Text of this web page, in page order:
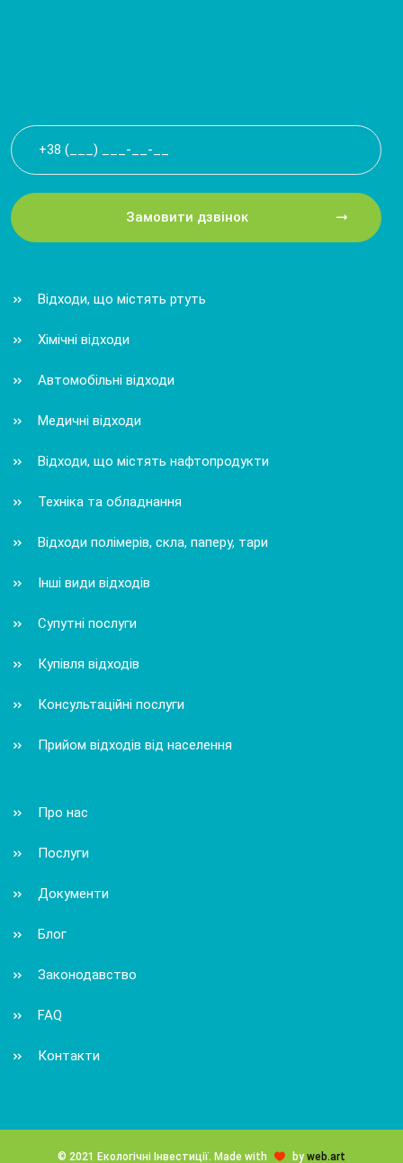
Замовити дзвінок
Відходи, що містять ртуть
Хімічні відходи
Автомобільні відходи
Медичні відходи
Відходи, що містять нафтопродукти
Техніка та обладнання
Відходи полімерів, скла, паперу, тари
Інші види відходів
Супутні послуги
Купівля відходів
Консультаційні послуги
Прийом відходів від населення
Про нас
Послуги
Документи
Блог
Законодавство
FAQ
Контакти
© 2021 Екологічні Інвестиції. Made with by web.art